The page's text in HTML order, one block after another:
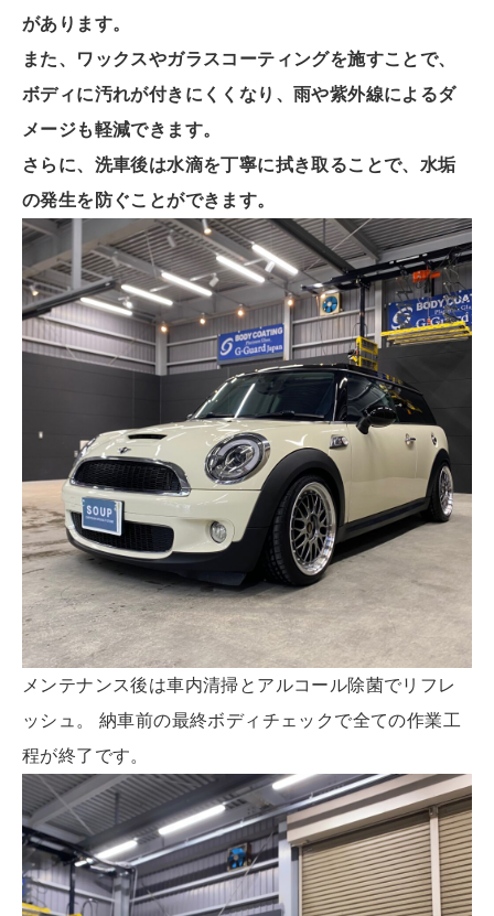
があります。
また、ワックスやガラスコーティングを施すことで、
ボディに汚れが付きにくくなり、雨や紫外線によるダ
メージも軽減できます。
さらに、洗車後は水滴を丁寧に拭き取ることで、水垢
の発生を防ぐことができます。
メンテナンス後は車内清掃とアルコール除菌でリフレ
ッシュ。 納車前の最終ボディチェックで全ての作業工
程が終了です。